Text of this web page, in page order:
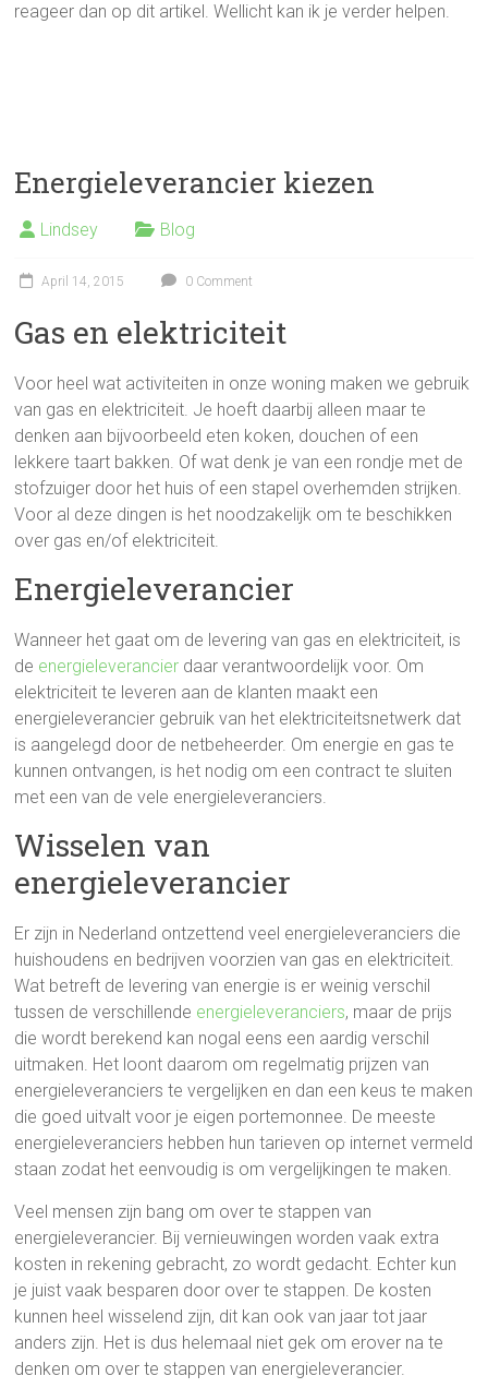
reageer dan op dit artikel. Wellicht kan ik je verder helpen.
Energieleverancier kiezen
Lindsey Blog
April 14, 2015 0 Comment
Gas en elektriciteit
Voor heel wat activiteiten in onze woning maken we gebruik
van gas en elektriciteit. Je hoeft daarbij alleen maar te
denken aan bijvoorbeeld eten koken, douchen of een
lekkere taart bakken. Of wat denk je van een rondje met de
stofzuiger door het huis of een stapel overhemden strijken.
Voor al deze dingen is het noodzakelijk om te beschikken
over gas en/of elektriciteit.
Energieleverancier
Wanneer het gaat om de levering van gas en elektriciteit, is
de energieleverancier daar verantwoordelijk voor. Om
elektriciteit te leveren aan de klanten maakt een
energieleverancier gebruik van het elektriciteitsnetwerk dat
is aangelegd door de netbeheerder. Om energie en gas te
kunnen ontvangen, is het nodig om een contract te sluiten
met een van de vele energieleveranciers.
Wisselen van
energieleverancier
Er zijn in Nederland ontzettend veel energieleveranciers die
huishoudens en bedrijven voorzien van gas en elektriciteit.
Wat betreft de levering van energie is er weinig verschil
tussen de verschillende energieleveranciers, maar de prijs
die wordt berekend kan nogal eens een aardig verschil
uitmaken. Het loont daarom om regelmatig prijzen van
energieleveranciers te vergelijken en dan een keus te maken
die goed uitvalt voor je eigen portemonnee. De meeste
energieleveranciers hebben hun tarieven op internet vermeld
staan zodat het eenvoudig is om vergelijkingen te maken.
Veel mensen zijn bang om over te stappen van
energieleverancier. Bij vernieuwingen worden vaak extra
kosten in rekening gebracht, zo wordt gedacht. Echter kun
je juist vaak besparen door over te stappen. De kosten
kunnen heel wisselend zijn, dit kan ook van jaar tot jaar
anders zijn. Het is dus helemaal niet gek om erover na te
denken om over te stappen van energieleverancier.